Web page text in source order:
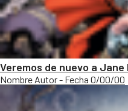
Veremos de nuevo a
Nombre Autor - Fecha 0/00/00